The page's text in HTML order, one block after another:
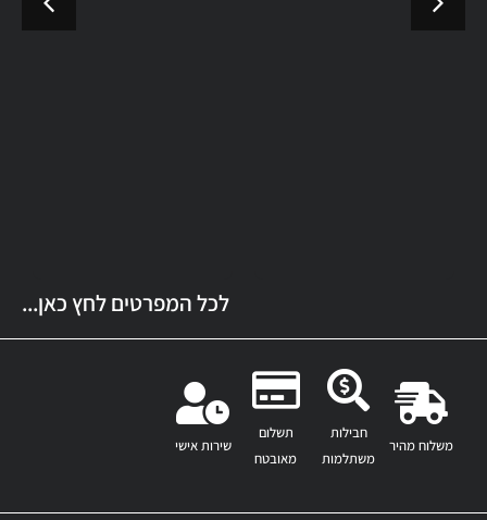
לכל המפרטים לחץ כאן...
משלוח מהיר
חבילות
משתלמות
תשלום
מאובטח
שירות אישי